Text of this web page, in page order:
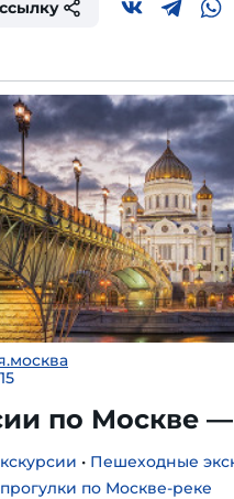
по Москве
• Пешеходные
по Москве-реке